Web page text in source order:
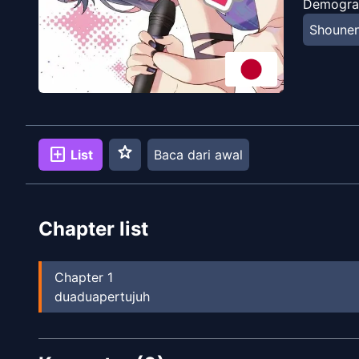
add_box List star Baca dari awal
Chapter list
Chapter 1
duaduapertujuh